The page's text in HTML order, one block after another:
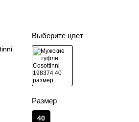
Выберите цвет
Размер
40